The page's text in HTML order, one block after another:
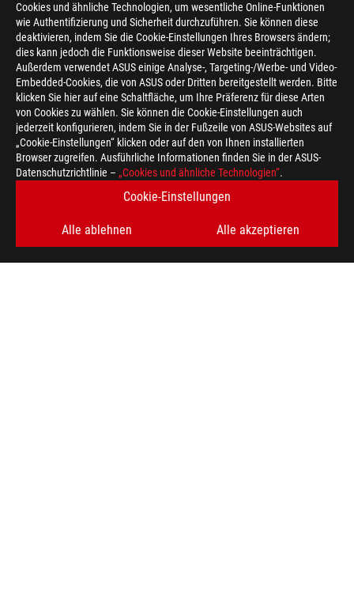
Cookies und ähnliche Technologien, um wesentliche Online-Funktionen
wie Authentifizierung und Sicherheit durchzuführen. Sie können diese
deaktivieren, indem Sie die Cookie-Einstellungen Ihres Browsers ändern;
dies kann jedoch die Funktionsweise dieser Website beeinträchtigen.
Außerdem verwendet ASUS einige Analyse-, Targeting-/Werbe- und Video-
Embedded-Cookies, die von ASUS oder Dritten bereitgestellt werden. Bitte
klicken Sie hier auf eine Schaltfläche, um Ihre Präferenz für diese Arten
von Cookies zu wählen. Sie können die Cookie-Einstellungen auch
jederzeit konfigurieren, indem Sie in der Fußzeile von ASUS-Websites auf
„Cookie-Einstellungen“ klicken oder auf den von Ihnen installierten
Browser zugreifen. Ausführliche Informationen finden Sie in der ASUS-
Datenschutzrichtlinie – „Cookies und ähnliche Technologien“.
Cookie-Einstellungen
Alle ablehnen Alle akzeptieren